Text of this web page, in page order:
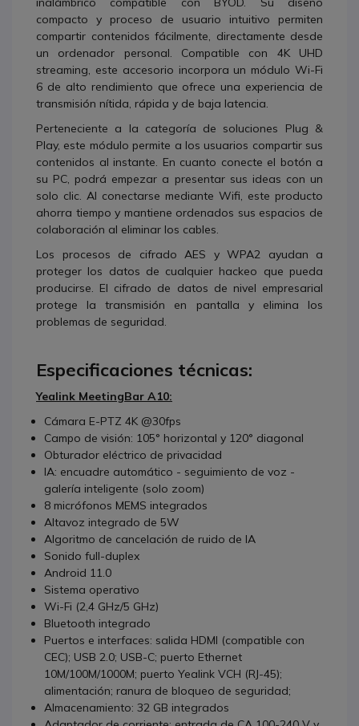
compacto y proceso de usuario intuitivo permiten
compartir contenidos fácilmente, directamente desde
un ordenador personal. Compatible con 4K UHD
streaming, este accesorio incorpora un módulo Wi-Fi
6 de alto rendimiento que ofrece una experiencia de
transmisión nítida, rápida y de baja latencia.
Perteneciente a la categoría de soluciones Plug &
Play, este módulo permite a los usuarios compartir sus
contenidos al instante. En cuanto conecte el botón a
su PC, podrá empezar a presentar sus ideas con un
solo clic. Al conectarse mediante Wifi, este producto
ahorra tiempo y mantiene ordenados sus espacios de
colaboración al eliminar los cables.
Los procesos de cifrado AES y WPA2 ayudan a
proteger los datos de cualquier hackeo que pueda
producirse. El cifrado de datos de nivel empresarial
protege la transmisión en pantalla y elimina los
problemas de seguridad.
Especificaciones técnicas:
Yealink MeetingBar A10:
Cámara E-PTZ 4K @30fps
Campo de visión: 105° horizontal y 120° diagonal
Obturador eléctrico de privacidad
IA: encuadre automático - seguimiento de voz -
galería inteligente (solo zoom)
8 micrófonos MEMS integrados
Altavoz integrado de 5W
Algoritmo de cancelación de ruido de IA
Sonido full-duplex
Android 11.0
Sistema operativo
Wi-Fi (2,4 GHz/5 GHz)
Bluetooth integrado
Puertos e interfaces: salida HDMI (compatible con
CEC); USB 2.0; USB-C; puerto Ethernet
10M/100M/1000M; puerto Yealink VCH (RJ-45);
alimentación; ranura de bloqueo de seguridad;
Almacenamiento: 32 GB integrados